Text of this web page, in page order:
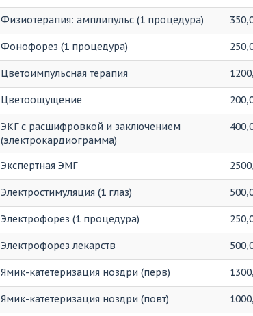
Физиотерапия: амплипульс (1 процедура)
Фонофорез (1 процедура)
Цветоимпульсная терапия
Цветоощущение
ЭКГ с расшифровкой и заключением
(электрокардиограмма)
Экспертная ЭМГ
Электростимуляция (1 глаз)
Электрофорез (1 процедура)
Электрофорез лекарств
Ямик-катетеризация ноздри (перв)
Ямик-катетеризация ноздри (повт)